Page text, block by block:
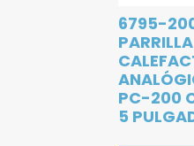
6795-
PC-200
5